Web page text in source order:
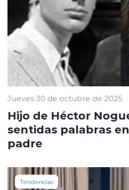
Jueves 30 de octubre de 2025
Hijo de Héctor
sentidas palabras
padre
Tendencias